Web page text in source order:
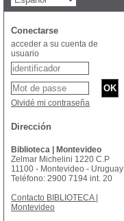
Conectarse
acceder a su cuenta de
usuario
Olvidé mi contraseña
Dirección
Biblioteca | Montevideo
Zelmar Michelini 1220 C.P
11100 - Montevideo - Uruguay
Teléfono: 2900 7194 int. 20
Contacto BIBLIOTECA |
Montevideo